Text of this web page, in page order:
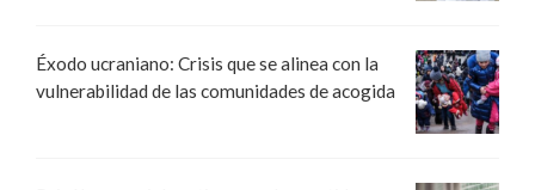
Éxodo ucraniano: Crisis que se alinea con la
vulnerabilidad de las comunidades de acogida